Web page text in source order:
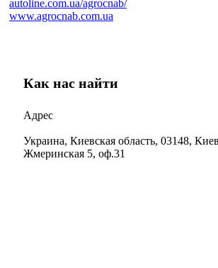
autoline.com.ua/agrocnab/
www.agrocnab.com.ua
Как нас найти
Адрес
Украина, Киевская область, 03148,
Жмеринская 5, оф.31